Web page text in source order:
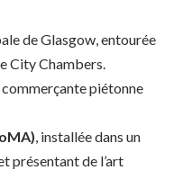
de Glasgow, entourée
City Chambers.
commerçante piétonne
, installée dans un
présentant de l’art